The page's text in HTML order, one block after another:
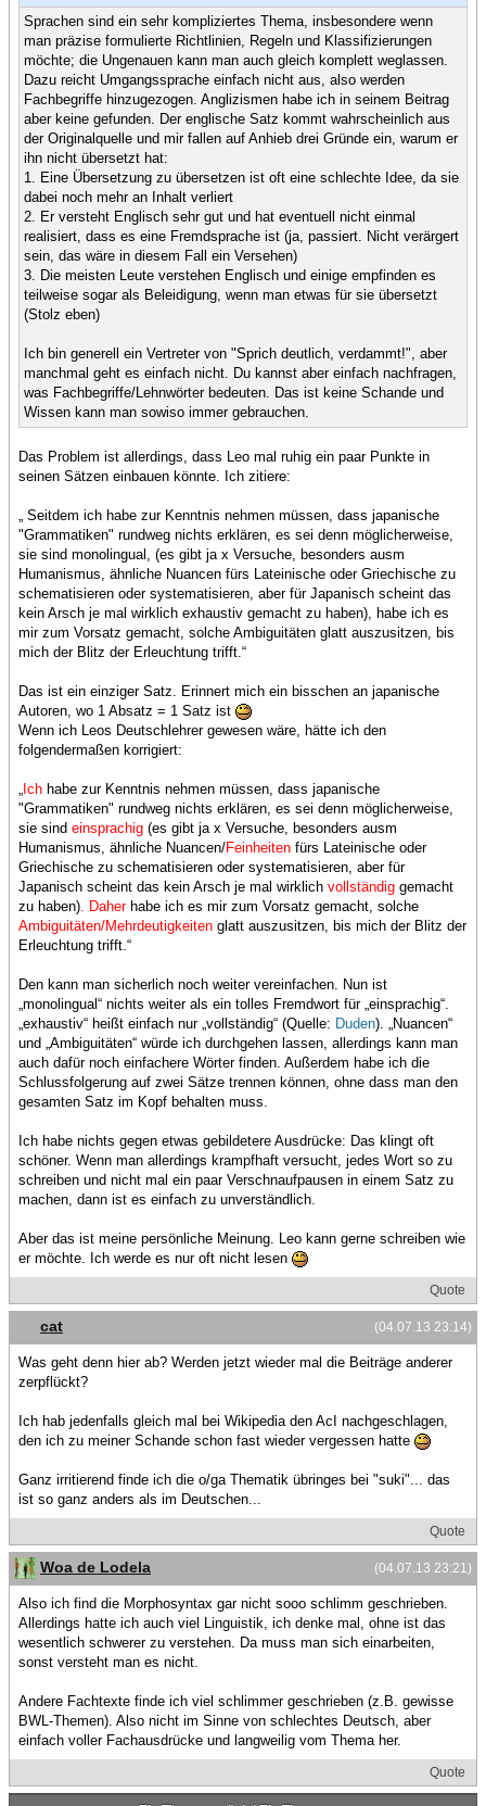
Sprachen sind ein sehr kompliziertes Thema, insbesondere wenn
man präzise formulierte Richtlinien, Regeln und Klassifizierungen
möchte; die Ungenauen kann man auch gleich komplett weglassen.
Dazu reicht Umgangssprache einfach nicht aus, also werden
Fachbegriffe hinzugezogen. Anglizismen habe ich in seinem Beitrag
aber keine gefunden. Der englische Satz kommt wahrscheinlich aus
der Originalquelle und mir fallen auf Anhieb drei Gründe ein, warum er
ihn nicht übersetzt hat:
1. Eine Übersetzung zu übersetzen ist oft eine schlechte Idee, da sie
dabei noch mehr an Inhalt verliert
2. Er versteht Englisch sehr gut und hat eventuell nicht einmal
realisiert, dass es eine Fremdsprache ist (ja, passiert. Nicht verärgert
sein, das wäre in diesem Fall ein Versehen)
3. Die meisten Leute verstehen Englisch und einige empfinden es
teilweise sogar als Beleidigung, wenn man etwas für sie übersetzt
(Stolz eben)
Ich bin generell ein Vertreter von "Sprich deutlich, verdammt!", aber
manchmal geht es einfach nicht. Du kannst aber einfach nachfragen,
was Fachbegriffe/Lehnwörter bedeuten. Das ist keine Schande und
Wissen kann man sowiso immer gebrauchen.
Das Problem ist allerdings, dass Leo mal ruhig ein paar Punkte in
seinen Sätzen einbauen könnte. Ich zitiere:
„ Seitdem ich habe zur Kenntnis nehmen müssen, dass japanische
"Grammatiken" rundweg nichts erklären, es sei denn möglicherweise,
sie sind monolingual, (es gibt ja x Versuche, besonders ausm
Humanismus, ähnliche Nuancen fürs Lateinische oder Griechische zu
schematisieren oder systematisieren, aber für Japanisch scheint das
kein Arsch je mal wirklich exhaustiv gemacht zu haben), habe ich es
mir zum Vorsatz gemacht, solche Ambiguitäten glatt auszusitzen, bis
mich der Blitz der Erleuchtung trifft.“
Das ist ein einziger Satz. Erinnert mich ein bisschen an japanische
Autoren, wo 1 Absatz = 1 Satz ist
Wenn ich Leos Deutschlehrer gewesen wäre, hätte ich den
folgendermaßen korrigiert:
Ich habe zur Kenntnis nehmen müssen, dass japanische
"Grammatiken" rundweg nichts erklären, es sei denn möglicherweise,
sie sind einsprachig (es gibt ja x Versuche, besonders ausm
Humanismus, ähnliche Nuancen/Feinheiten fürs Lateinische oder
Griechische zu schematisieren oder systematisieren, aber für
Japanisch scheint das kein Arsch je mal wirklich vollständig gemacht
zu haben) . Daher habe ich es mir zum Vorsatz gemacht, solche
Ambiguitäten/Mehrdeutigkeiten glatt auszusitzen, bis mich der Blitz der
Erleuchtung trifft.“
Den kann man sicherlich noch weiter vereinfachen. Nun ist
„monolingual“ nichts weiter als ein tolles Fremdwort für „einsprachig“.
„exhaustiv“ heißt einfach nur „vollständig“ (Quelle: Duden). „Nuancen“
und „Ambiguitäten“ würde ich durchgehen lassen, allerdings kann man
auch dafür noch einfachere Wörter finden. Außerdem habe ich die
Schlussfolgerung auf zwei Sätze trennen können, ohne dass man den
gesamten Satz im Kopf behalten muss.
Ich habe nichts gegen etwas gebildetere Ausdrücke: Das klingt oft
schöner. Wenn man allerdings krampfhaft versucht, jedes Wort so zu
schreiben und nicht mal ein paar Verschnaufpausen in einem Satz zu
machen, dann ist es einfach zu unverständlich.
Aber das ist meine persönliche Meinung. Leo kann gerne schreiben wie
er möchte. Ich werde es nur oft nicht lesen
Quote
(04.07.13 23:14)
cat
Was geht denn hier ab? Werden jetzt wieder mal die Beiträge anderer
zerpflückt?
Ich hab jedenfalls gleich mal bei Wikipedia den AcI nachgeschlagen,
den ich zu meiner Schande schon fast wieder vergessen hatte
Ganz irritierend finde ich die o/ga Thematik übringes bei "suki"... das
ist so ganz anders als im Deutschen...
Quote
(04.07.13 23:21)
Woa de Lodela
Also ich find die Morphosyntax gar nicht sooo schlimm geschrieben.
Allerdings hatte ich auch viel Linguistik, ich denke mal, ohne ist das
wesentlich schwerer zu verstehen. Da muss man sich einarbeiten,
sonst versteht man es nicht.
Andere Fachtexte finde ich viel schlimmer geschrieben (z.B. gewisse
BWL-Themen). Also nicht im Sinne von schlechtes Deutsch, aber
einfach voller Fachausdrücke und langweilig vom Thema her.
Quote